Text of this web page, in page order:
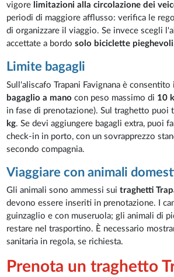
vigore limitazioni alla circolazione dei
periodi di maggiore afflusso: verifica le
di organizzare il viaggio. Se invece scegli
accettate a bordosolo biciclette pieghevoli
Limite bagagli
Sull'aliscafo Trapani Favignana è
bagaglio a mano con peso massimo di 10
in fase di prenotazione). Sul traghetto puoi
kg. Se devi aggiungere bagagli extra, puoi
check-in in porto, con un sovrapprezzo
secondo compagnia.
Viaggiare con animali
Gli animali sono ammessi suitraghetti
devono essere inseriti in prenotazione. I
guinzaglio e con museruola; gli animali di
restare nel trasportino. È necessario
sanitaria in regola, se richiesta.
Prenota un traghetto